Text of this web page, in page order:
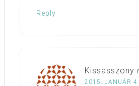
Reply
Kissasszony
2015. JANUÁR